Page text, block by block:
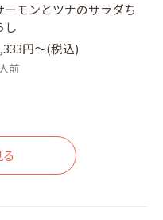
ーモンとツナのサラダち
し
円〜(税込)
前